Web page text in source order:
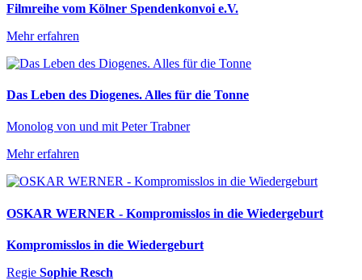
Filmreihe vom Kölner Spendenkonvoi e.V.
Mehr erfahren
Das Leben des Diogenes. Alles für die Tonne
Monolog von und mit Peter Trabner
Mehr erfahren
OSKAR WERNER - Kompromisslos in die Wiedergeburt
Kompromisslos in die Wiedergeburt
Regie Sophie Resch